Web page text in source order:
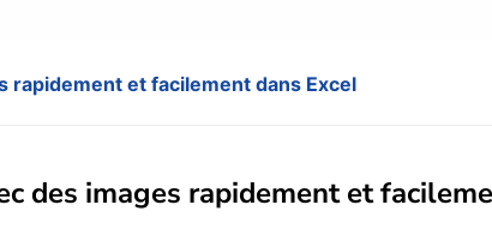
rapidement et facilement dans Excel
des images rapidement et